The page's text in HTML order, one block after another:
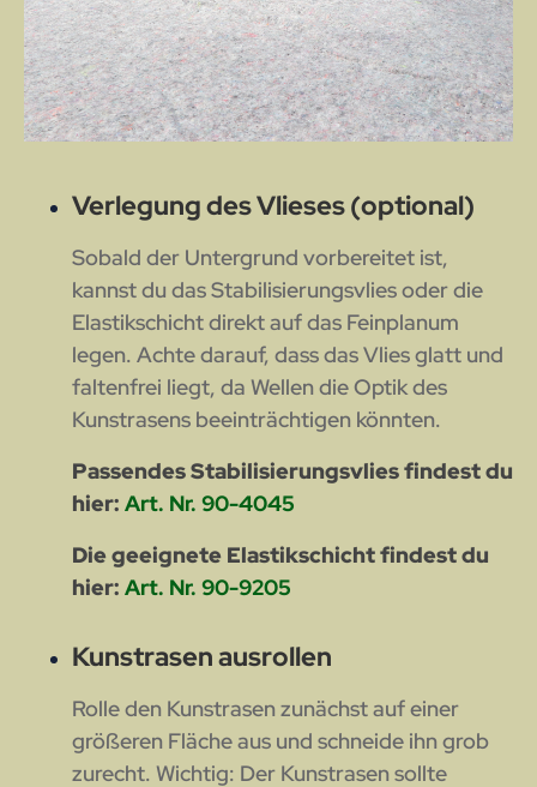
Verlegung des Vlieses (optional)
Sobald der Untergrund vorbereitet ist,
kannst du das Stabilisierungsvlies oder die
Elastikschicht direkt auf das Feinplanum
legen. Achte darauf, dass das Vlies glatt und
faltenfrei liegt, da Wellen die Optik des
Kunstrasens beeinträchtigen könnten.
Passendes Stabilisierungsvlies findest du
hier: Art. Nr. 90-4045
Die geeignete Elastikschicht findest du
hier: Art. Nr. 90-9205
Kunstrasen ausrollen
Rolle den Kunstrasen zunächst auf einer
größeren Fläche aus und schneide ihn grob
zurecht. Wichtig: Der Kunstrasen sollte